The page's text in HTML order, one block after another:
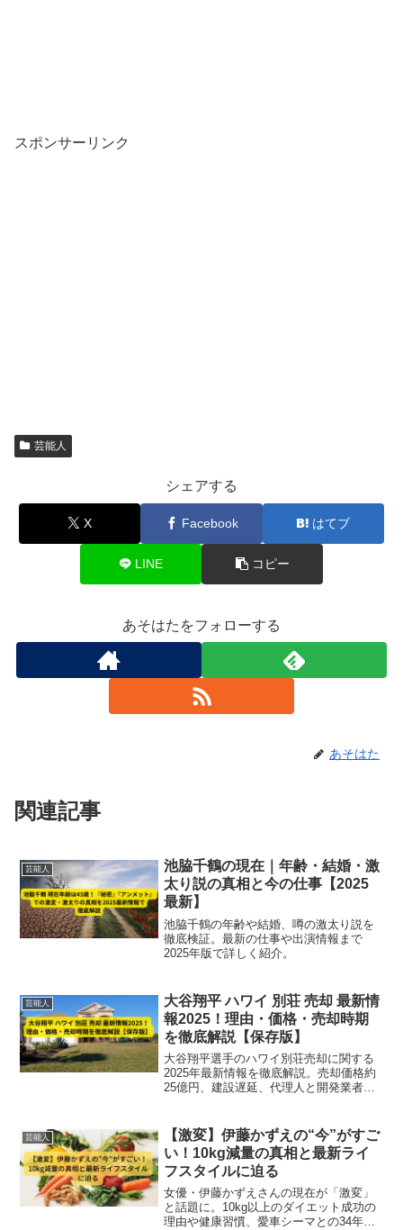
スポンサーリンク
芸能人
シェアする
X Facebook はてブ
LINE コピー
あそはたをフォローする
あそはた
関連記事
芸能人
池脇千鶴の現在｜年齢・結婚・激
太り説の真相と今の仕事【2025
最新】
池脇千鶴の年齢や結婚、噂の激太り説を
徹底検証。最新の仕事や出演情報まで
2025年版で詳しく紹介。
芸能人
大谷翔平 ハワイ 別荘 売却 最新情
報2025！理由・価格・売却時期
を徹底解説【保存版】
大谷翔平選手のハワイ別荘売却に関する
2025年最新情報を徹底解説。売却価格約
25億円、建設遅延、代理人と開発業者の
芸能人
【激変】伊藤かずえの“今”がすご
い！10kg減量の真相と最新ライ
フスタイルに迫る
女優・伊藤かずえさんの現在が「激変」
と話題に。10kg以上のダイエット成功の
理由や健康習慣、愛車シーマとの34年の